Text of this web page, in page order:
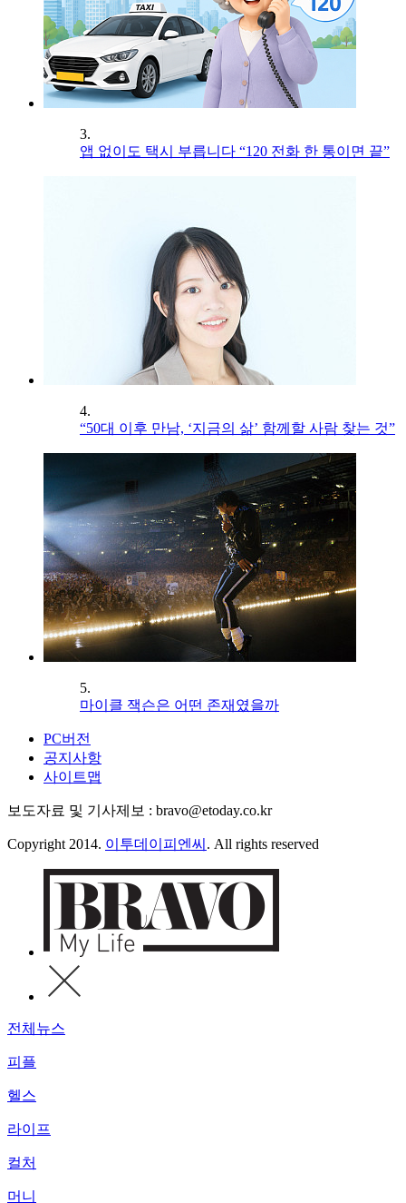
3.
앱 없이도 택시 부릅니다 “120 전화 한 통이면 끝”
4.
“50대 이후 만남, ‘지금의 삶’ 함께할 사람 찾는 것”
5.
마이클 잭슨은 어떤 존재였을까
PC버전
공지사항
사이트맵
보도자료 및 기사제보 : bravo@etoday.co.kr
Copyright 2014. 이투데이피엔씨 . All rights reserved
전체뉴스
피플
헬스
라이프
컬처
머니